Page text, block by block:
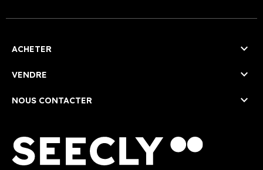
ACHETER 
VENDRE 
NOUS CONTACTER 